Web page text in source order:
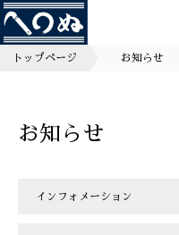
トップページ お知らせ
お知らせ
インフォメーション